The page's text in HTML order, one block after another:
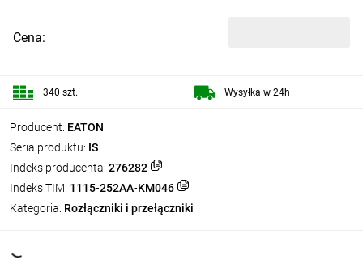
Producent: EATON
Seria produktu: IS
Indeks producenta: 276282
Indeks TIM: 1115-252AA-KM046
Kategoria: Rozłączniki i przełączniki
Cena:
340 szt. Wysyłka w 24h